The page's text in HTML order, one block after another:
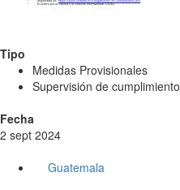
Tipo
Medidas Provisionales
Supervisión de
Fecha
2 sept 2024
Guatemala